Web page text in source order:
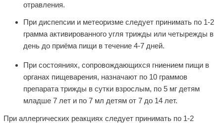
отравления.
При диспепсии и метеоризме следует принимать по 1-2
грамма активированного угля трижды или четырежды в
день до приёма пищи в течение 4-7 дней.
При состояниях, сопровождающихся гниением пищи в
органах пищеварения, назначают по 10 граммов
препарата трижды в сутки взрослым, по 5 мг детям
младше 7 лет и по 7 мл детям от 7 до 14 лет.
При аллергических реакциях следует принимать по 1-2